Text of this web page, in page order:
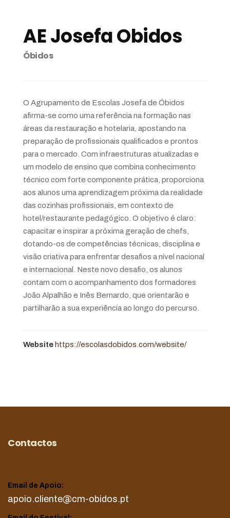
AE Josefa Obidos
Óbidos
O Agrupamento de Escolas Josefa de Óbidos
afirma-se como uma referência na formação nas
áreas da restauração e hotelaria, apostando na
preparação de profissionais qualificados e prontos
para o mercado. Com infraestruturas atualizadas e
um modelo de ensino que combina conhecimento
técnico com forte componente prática, proporciona
aos alunos uma aprendizagem próxima da realidade
das cozinhas profissionais, em contexto de
hotel/restaurante pedagógico. O objetivo é claro:
capacitar e inspirar a próxima geração de chefs,
dotando-os de competências técnicas, disciplina e
visão criativa para enfrentar desafios a nível nacional
e internacional. Neste novo desafio, os alunos
contam com o acompanhamento dos formadores
João Alpalhão e Inês Bernardo, que orientarão e
partilharão a sua experiência ao longo do percurso.
Website https://escolasdobidos.com/website/
Contactos
Email de Apoio:
apoio.cliente@cm-obidos.pt